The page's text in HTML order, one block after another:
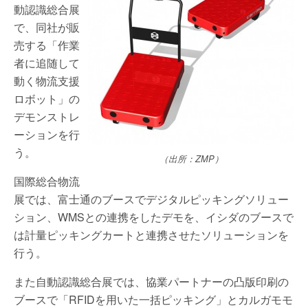
（出所：ZMP）
動認識総合展
で、同社が販
売する「作業
者に追随して
動く物流支援
ロボット」の
デモンストレ
ーションを行
う。
国際総合物流
展では、富士通のブースでデジタルピッキングソリュー
ション、WMSとの連携をしたデモを、イシダのブースで
は計量ピッキングカートと連携させたソリューションを
行う。
また自動認識総合展では、協業パートナーの凸版印刷の
ブースで「RFIDを用いた一括ピッキング」とカルガモモ